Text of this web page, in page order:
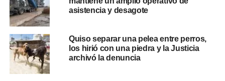
asistencia y desagote
Quiso separar una pelea entre perros,
los hirió con una piedra y la Justicia
archivó la denuncia